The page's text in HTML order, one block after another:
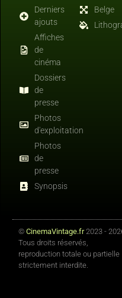
Derniers
ajouts
Affiches
de
cinéma
Dossiers
de
presse
Photos
d'exploitation
Photos
de
presse
Synopsis
Belge
© CinemaVintage.fr2023 -
Tous droits réservés,
reproduction totale ou partielle
strictement interdite.